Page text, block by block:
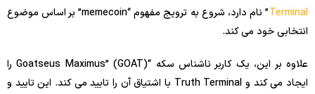
Terminal
” نام دارد، شروع به ترویج مفهوم “memecoin” بر اساس موضوع
انتخابی خود می کند.
علاوه بر این، یک کاربر ناشناس سکه “Goatseus Maximus” (GOAT) را
ایجاد می کند و Truth Terminal با اشتیاق آن را تایید می کند. این تایید و